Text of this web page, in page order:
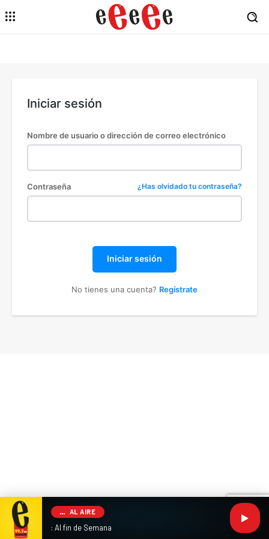
Iniciar sesión
Nombre de usuario o dirección de correo electrónico
Contraseña ¿Has olvidado tu contraseña?
Iniciar sesión
No tienes una cuenta? Regístrate